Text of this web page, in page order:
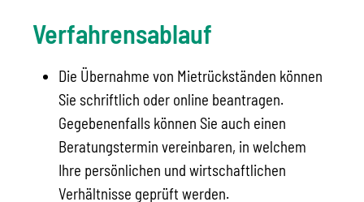
Verfahrensablauf
Die Übernahme von Mietrückständen können
Sie schriftlich oder online beantragen.
Gegebenenfalls können Sie auch einen
Beratungstermin vereinbaren, in welchem
Ihre persönlichen und wirtschaftlichen
Verhältnisse geprüft werden.